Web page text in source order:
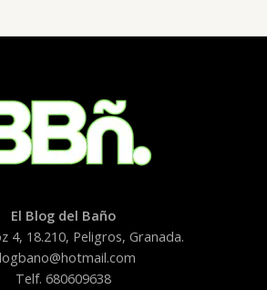
El Blog del Baño
4, 18.210, Peligros, Granada.
Telf. 680609638